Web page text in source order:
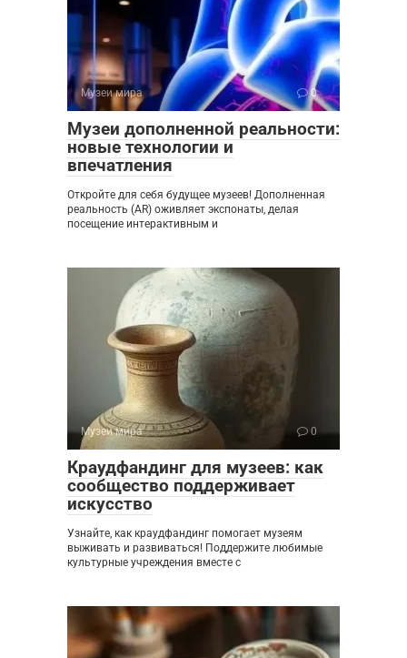
Музеи мира 0
Музеи дополненной реальности:
новые технологии и
впечатления
Откройте для себя будущее музеев! Дополненная
реальность (AR) оживляет экспонаты, делая
посещение интерактивным и
Музеи мира 0
Краудфандинг для музеев: как
сообщество поддерживает
искусство
Узнайте, как краудфандинг помогает музеям
выживать и развиваться! Поддержите любимые
культурные учреждения вместе с